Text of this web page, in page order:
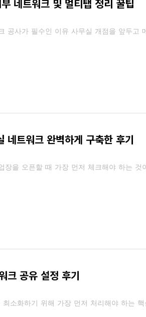
네트워크 및 멀티탭 정리 꿀팁
공사가 필수인 이유 사무실 개점을 앞두고
네트워크 완벽하게 구축한 후기
을 오픈할 때 가장 먼저 체크해야 하는 것
크 공유 설정 후기
소화하기 위해 가장 먼저 처리해야 하는 핵